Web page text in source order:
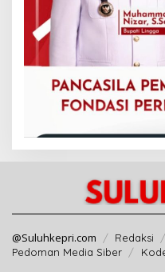
@Suluhkepri.com Redaksi
Pedoman Media Siber